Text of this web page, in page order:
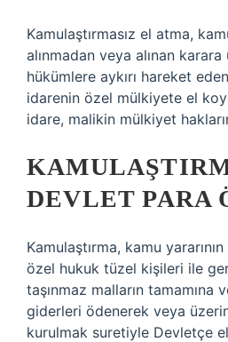
Kamulaştırmasız el atma,
alınmadan veya alınan
hükümlere aykırı hareket
idarenin özel mülkiyete el
idare, malikin mülkiyet
DEVLET PARA
Kamulaştırma, kamu
özel hukuk tüzel kişileri ile
taşınmaz malların tamamına
giderleri ödenerek veya
kurulmak suretiyle Devletçe el